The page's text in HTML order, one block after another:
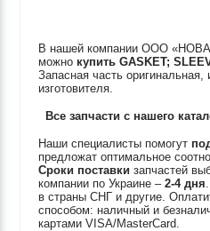
В нашей компании ООО
можно купитьGASKET;
Запасная часть оригинальная,
изготовителя.
Все запчасти с нашего
Наши специалисты помогут
предложат оптимальное
Сроки поставки запчастей
компании по Украине –2-4 дня
в страны СНГ и другие.
способом: наличный и
картами VISA/MasterCard.